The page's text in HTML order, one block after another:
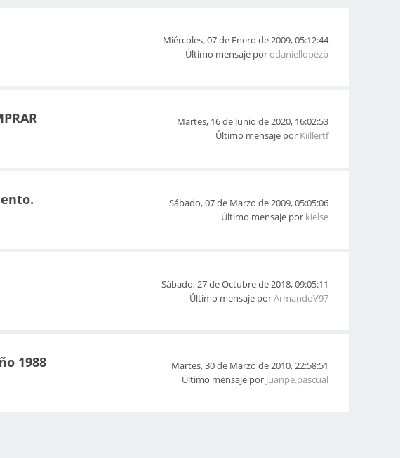
Miércoles, 07 de Enero de 2009, 05:12:44
Último mensaje porodaniellopezb
Martes, 16 de Junio de 2020, 16:02:53
Último mensaje por Kiillertf
Sábado, 07 de Marzo de 2009, 05:05:06
Último mensaje por kielse
Sábado, 27 de Octubre de 2018, 09:05:11
Último mensaje porArmandoV97
1988
Martes, 30 de Marzo de 2010, 22:58:51
Último mensaje por juanpe.pascual